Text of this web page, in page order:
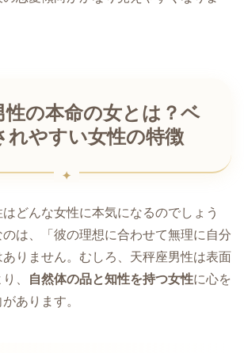
性の本命の女とは？ベ
れやすい女性の特徴
どんな女性に本気になるのでしょう
は、「彼の理想に合わせて無理に自分
りません。むしろ、天秤座男性は表面
、
自然体の品と知性を持つ女性に心を
あります。